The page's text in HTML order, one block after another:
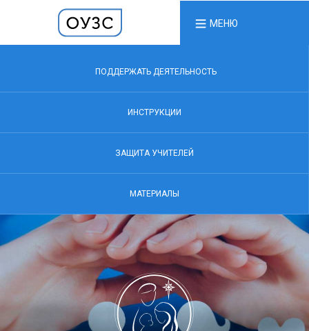
МЕНЮ
ПОДДЕРЖАТЬ ДЕЯТЕЛЬНОСТЬ
ИНСТРУКЦИИ
ЗАЩИТА УЧИТЕЛЕЙ
МАТЕРИАЛЫ